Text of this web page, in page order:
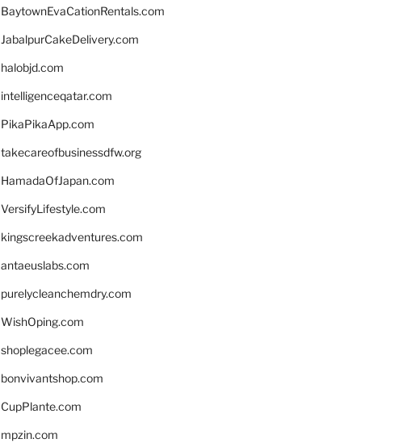
BaytownEvaCationRentals.com
JabalpurCakeDelivery.com
halobjd.com
intelligenceqatar.com
PikaPikaApp.com
takecareofbusinessdfw.org
HamadaOfJapan.com
VersifyLifestyle.com
kingscreekadventures.com
antaeuslabs.com
purelycleanchemdry.com
WishOping.com
shoplegacee.com
bonvivantshop.com
CupPlante.com
mpzin.com